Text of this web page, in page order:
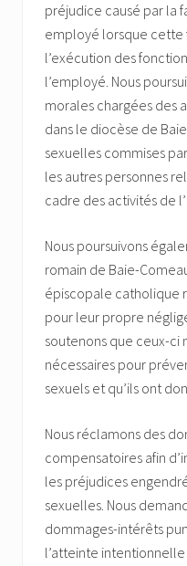
préjudice causé par la
employé lorsque cette
l’exécution des
l’employé. Nous
morales chargées des
dans le diocèse de
sexuelles commises
les autres personnes
cadre des activités de
Nous poursuivons
romain de Baie-
épiscopale catholique
pour leur propre
soutenons que ceux-ci
nécessaires pour
sexuels et qu’ils ont
Nous réclamons des
compensatoires afin
les préjudices
sexuelles. Nous
dommages-intérêts
l’atteinte